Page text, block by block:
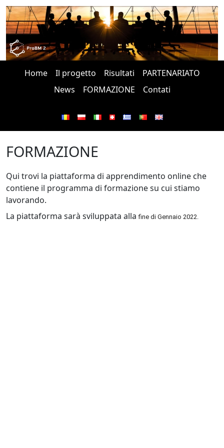
Home Il progetto Risultati
PARTENARIATO
News
FORMAZIONE Contati
FORMAZIONE
Qui trovi la piattaforma di apprendimento online che
contiene il programma di formazione su cui stiamo
lavorando.
La piattaforma sarà sviluppata allafine di Gennaio 2022.